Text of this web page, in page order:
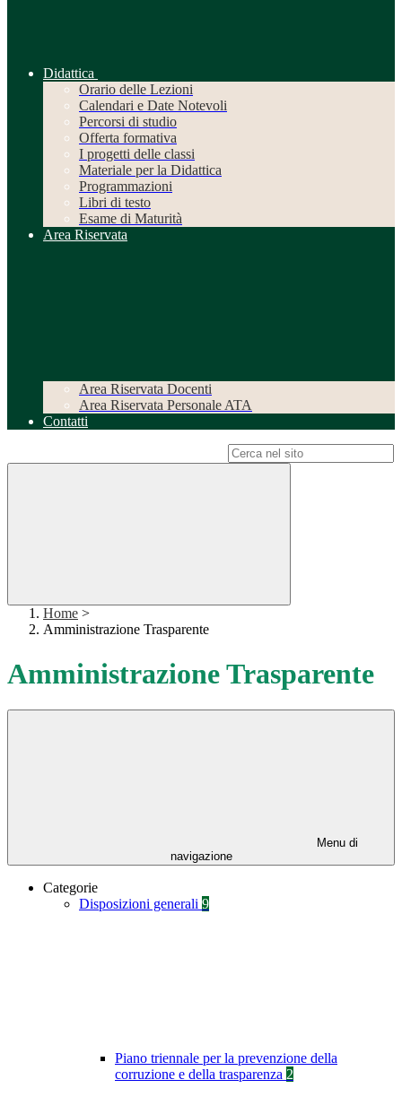
Didattica
Orario delle Lezioni
Calendari e Date Notevoli
Percorsi di studio
Offerta formativa
I progetti delle classi
Materiale per la Didattica
Programmazioni
Libri di testo
Esame di Maturità
Area Riservata
Area Riservata Docenti
Area Riservata Personale ATA
Contatti
Home >
Amministrazione Trasparente
Amministrazione Trasparente
Menu di
navigazione
Categorie
Disposizioni generali 9
Piano triennale per la prevenzione della
corruzione e della trasparenza 2